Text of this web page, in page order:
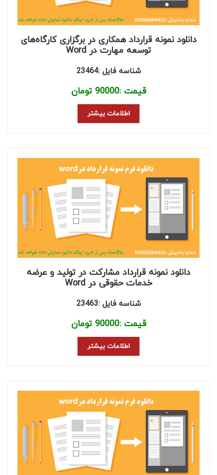
دانلود نمونه قرارداد همکاری در برگزاری کارگاه‌های
توسعه مهارت در Word
شناسه فایل :23464
قیمت :90000 تومان
اطلاعات بیشتر
دانلود نمونه قرارداد مشارکت در تولید و عرضه
خدمات حقوقی در Word
شناسه فایل :23463
قیمت :90000 تومان
اطلاعات بیشتر